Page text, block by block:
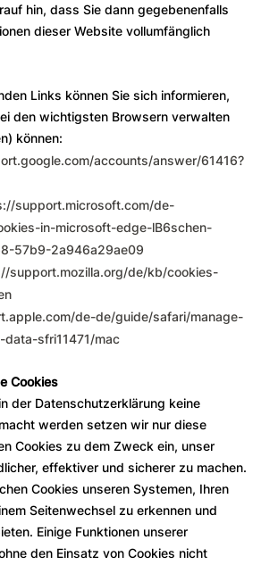
hin, dass Sie dann gegebenenfalls
dieser Website vollumfänglich
Links können Sie sich informieren,
den wichtigsten Browsern verwalten
können:
accounts/answer/61416?
support.microsoft.com/de-
in-microsoft-edge-lB6schen-
57b9-2a946a29ae09
support.mozilla.org/de/kb/cookies-
de-de/guide/safari/manage-
sfri11471/mac
Cookies
der Datenschutzerklärung keine
werden setzen wir nur diese
Cookies zu dem Zweck ein, unser
effektiver und sicherer zu machen.
Cookies unseren Systemen, Ihren
Seitenwechsel zu erkennen und
Einige Funktionen unserer
den Einsatz von Cookies nicht